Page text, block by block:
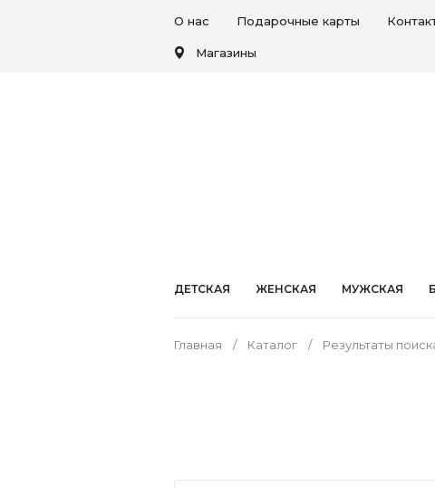
О нас Подарочные карты
Магазины
ДЕТСКАЯ ЖЕНСКАЯ МУЖСКАЯ
Главная Каталог Результаты